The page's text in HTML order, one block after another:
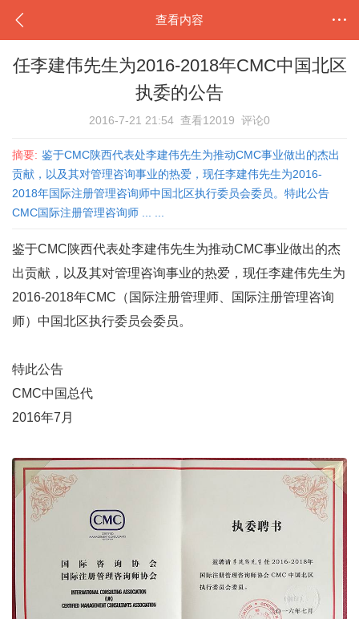
查看内容
任李建伟先生为2016-2018年CMC中国北区
执委的公告
2016-7-21 21:54 查看12019 评论0
摘要: 鉴于CMC陕西代表处李建伟先生为推动CMC事业做出的杰出
贡献，以及其对管理咨询事业的热爱，现任李建伟先生为2016-
2018年国际注册管理咨询师中国北区执行委员会委员。特此公告
CMC国际注册管理咨询师 ... ...
鉴于CMC陕西代表处李建伟先生为推动CMC事业做出的杰
出贡献，以及其对管理咨询事业的热爱，现任李建伟先生为
2016-2018年CMC（ 国际注册管理师
国际注册管理咨询
师）中国北区执行委员会委员。
特此公告
CMC中国总代
2016年7月